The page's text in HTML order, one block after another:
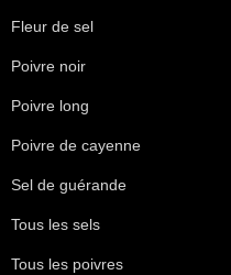
Fleur de sel
Poivre noir
Poivre long
Poivre de cayenne
Sel de guérande
Tous les sels
Tous les poivres